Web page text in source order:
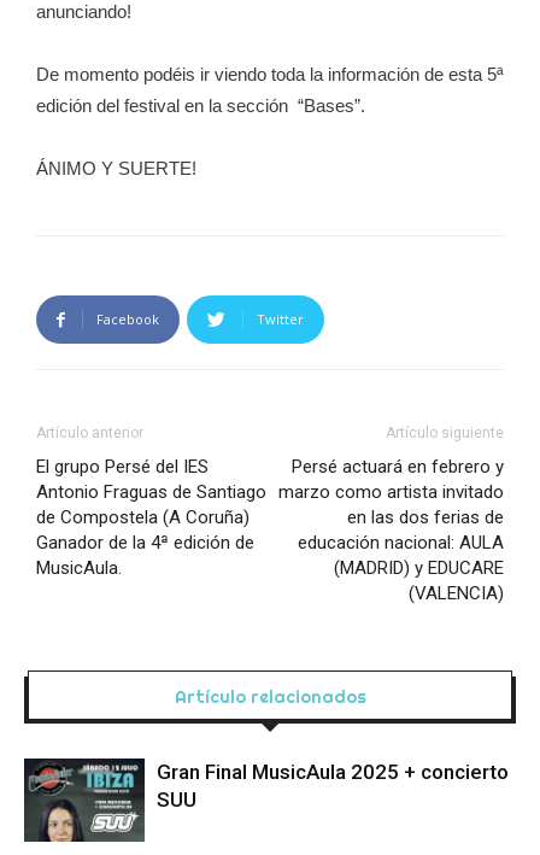
anunciando!
De momento podéis ir viendo toda la información de esta 5ª
edición del festival en la sección “Bases”.
ÁNIMO Y SUERTE!
Facebook Twitter
Artículo anterior
El grupo Persé del IES
Antonio Fraguas de Santiago
de Compostela (A Coruña)
Ganador de la 4ª edición de
MusicAula.
Artículo siguiente
Persé actuará en febrero y
marzo como artista invitado
en las dos ferias de
educación nacional: AULA
(MADRID) y EDUCARE
(VALENCIA)
Artículo relacionados
Gran Final MusicAula 2025 + concierto
SUU